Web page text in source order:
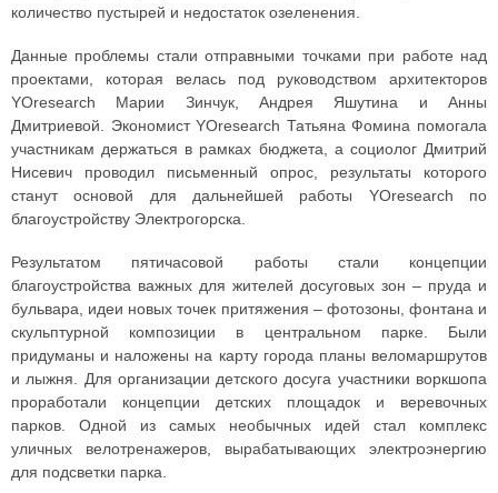
количество пустырей и недостаток озеленения.
Данные проблемы стали отправными точками при работе над
проектами, которая велась под руководством архитекторов
YOresearch Марии Зинчук, Андрея Яшутина и Анны
Дмитриевой. Экономист YOresearch Татьяна Фомина помогала
участникам держаться в рамках бюджета, а социолог Дмитрий
Нисевич проводил письменный опрос, результаты которого
станут основой для дальнейшей работы YOresearch по
благоустройству Электрогорска.
Результатом пятичасовой работы стали концепции
благоустройства важных для жителей досуговых зон – пруда и
бульвара, идеи новых точек притяжения – фотозоны, фонтана и
скульптурной композиции в центральном парке. Были
придуманы и наложены на карту города планы веломаршрутов
и лыжня. Для организации детского досуга участники воркшопа
проработали концепции детских площадок и веревочных
парков. Одной из самых необычных идей стал комплекс
уличных велотренажеров, вырабатывающих электроэнергию
для подсветки парка.